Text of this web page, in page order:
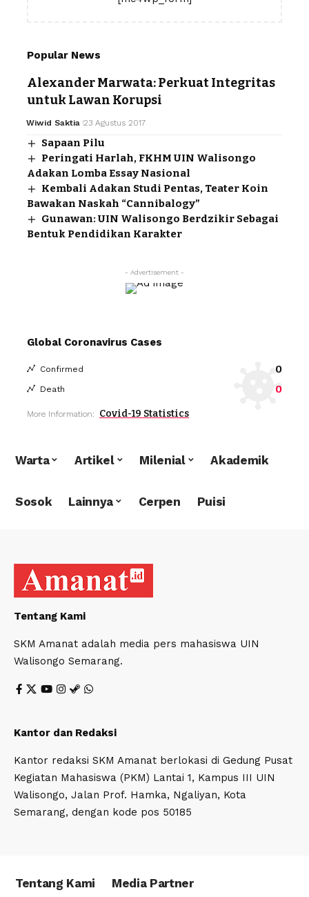
Popular News
Alexander Marwata: Perkuat Integritas
untuk Lawan Korupsi
Wiwid Saktia 23 Agustus 2017
Sapaan Pilu
Peringati Harlah, FKHM UIN Walisongo
Adakan Lomba Essay Nasional
Kembali Adakan Studi Pentas, Teater Koin
Bawakan Naskah “Cannibalogy”
Gunawan: UIN Walisongo Berdzikir Sebagai
Bentuk Pendidikan Karakter
- Advertisement -
Global Coronavirus Cases
Confirmed 0
Death 0
More Information: Covid-19 Statistics
Warta Artikel Milenial Akademik
Sosok Lainnya Cerpen Puisi
Tentang Kami
SKM Amanat adalah media pers mahasiswa UIN
Walisongo Semarang.
Kantor dan Redaksi
Kantor redaksi SKM Amanat berlokasi di Gedung Pusat
Kegiatan Mahasiswa (PKM) Lantai 1, Kampus III UIN
Walisongo, Jalan Prof. Hamka, Ngaliyan, Kota
Semarang, dengan kode pos 50185
Tentang Kami Media Partner